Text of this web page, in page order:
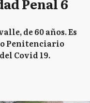
de 60 años. Es
Penitenciario
Covid 19.